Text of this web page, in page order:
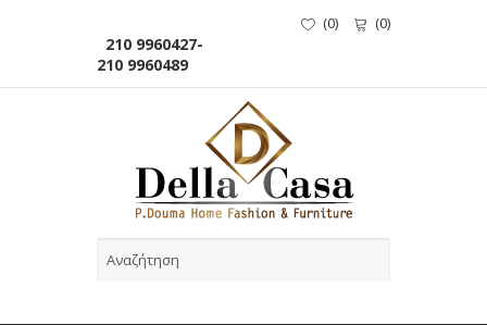
210 9960427-
210 9960489
(0) (0)